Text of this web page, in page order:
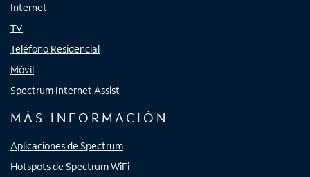
Internet
TV
Teléfono Residencial
Móvil
Spectrum Internet Assist
MÁS INFORMACIÓN
Aplicaciones de Spectrum
Hotspots de Spectrum WiFi